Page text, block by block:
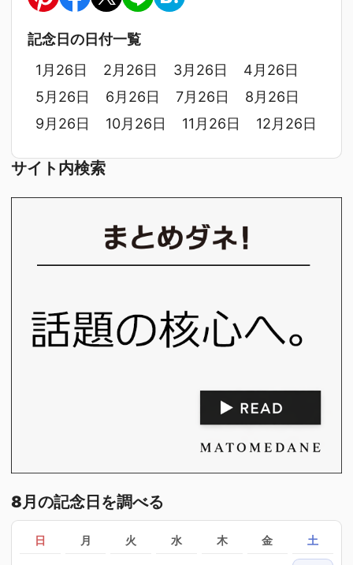
記念日の日付一覧
1月26日
2月26日 3月26日
4月26日
5月26日
6月26日 7月26日
8月26日
9月26日
10月26日 11月26日 12月26日
サイト内検索
8月の記念日を調べる
日 月 火 水 木 金 土